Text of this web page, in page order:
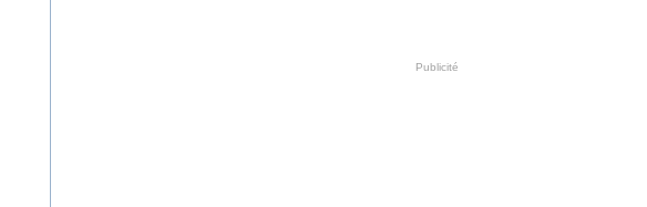
Publicité